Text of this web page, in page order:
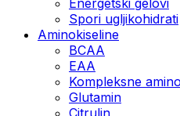
Spori ugljikohidrati
Aminokiseline
BCAA
EAA
Kompleksne
Glutamin
Citrulin